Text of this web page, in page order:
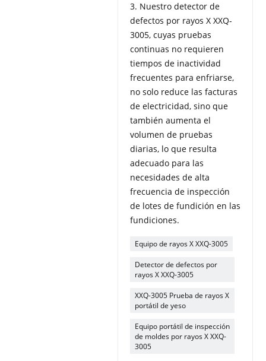
3. Nuestro detector de
defectos por rayos X XXQ-
3005, cuyas pruebas
continuas no requieren
tiempos de inactividad
frecuentes para enfriarse,
no solo reduce las facturas
de electricidad, sino que
también aumenta el
volumen de pruebas
diarias, lo que resulta
adecuado para las
necesidades de alta
frecuencia de inspección
de lotes de fundición en las
fundiciones.
Equipo de rayos X XXQ-3005
Detector de defectos por
rayos X XXQ-3005
XXQ-3005 Prueba de rayos X
portátil de yeso
Equipo portátil de inspección
de moldes por rayos X XXQ-
3005